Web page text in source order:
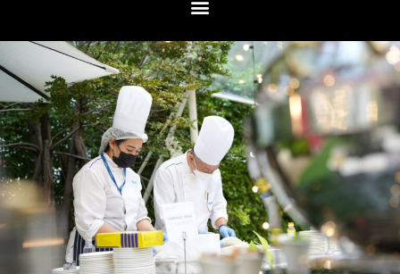
ไทย
English